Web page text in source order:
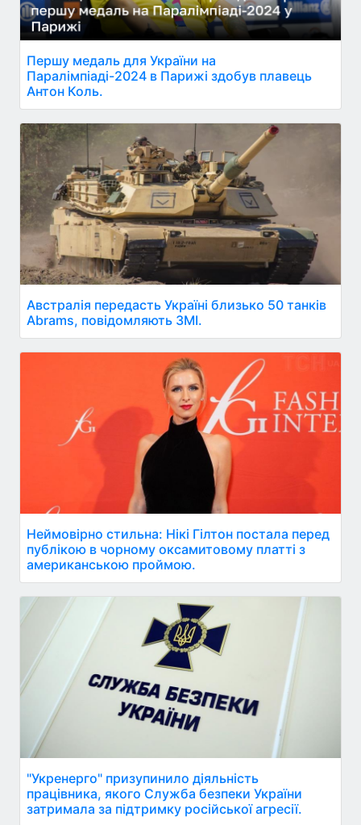
Першу медаль для України на
Паралімпіаді-2024 в Парижі здобув плавець
Антон Коль.
Австралія передасть Україні близько 50 танків
Abrams, повідомляють ЗМІ.
Неймовірно стильна: Нікі Гілтон постала перед
публікою в чорному оксамитовому платті з
американською проймою.
"Укренерго" призупинило діяльність
працівника, якого Служба безпеки України
затримала за підтримку російської агресії.